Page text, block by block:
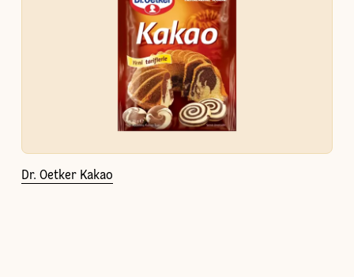
Dr. Oetker Kakao